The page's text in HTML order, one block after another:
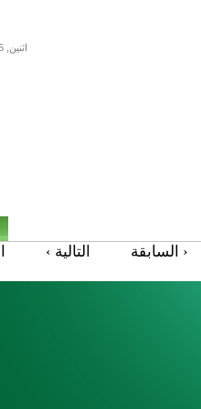
اثنين, 13/04/2015 - 12:49
‹ السابقة التالية ›